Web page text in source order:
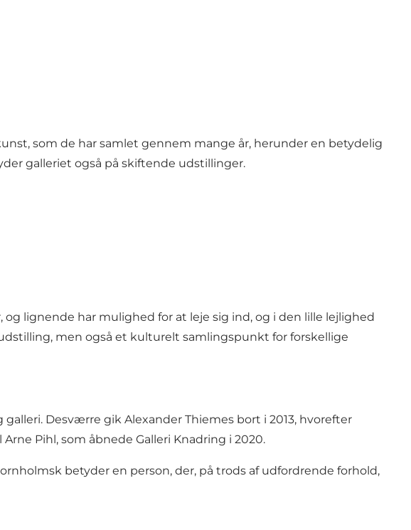
som de har samlet gennem mange år, herunder en betydelig
galleriet også på skiftende udstillinger.
lignende har mulighed for at leje sig ind, og i den lille lejlighed
men også et kulturelt samlingspunkt for forskellige
Desværre gik Alexander Thiemes bort i 2013, hvorefter
Pihl, som åbnede Galleri Knadring i 2020.
betyder en person, der, på trods af udfordrende forhold,